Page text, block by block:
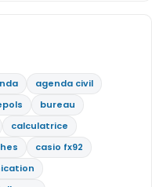
agenda civil
bureau
calculatrice
casio fx92